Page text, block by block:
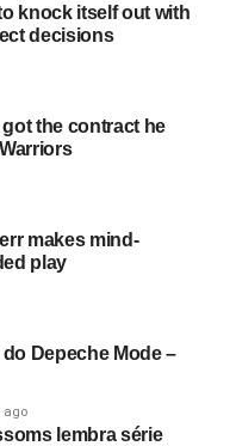
knock itself out with
decisions
the contract he
makes mind-
play
Depeche Mode –
ago
lembra série